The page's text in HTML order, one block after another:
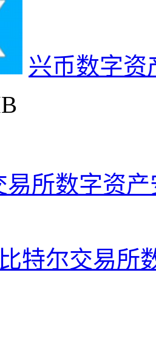
兴币数字资
易所数字资
比特尔交易所